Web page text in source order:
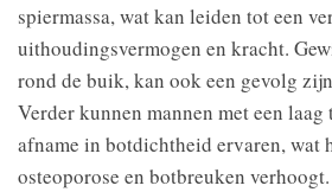
spiermassa, wat kan leiden tot een
uithoudingsvermogen en kracht.
rond de buik, kan ook een gevolg
Verder kunnen mannen met een laag
afname in botdichtheid ervaren, wat
osteoporose en botbreuken